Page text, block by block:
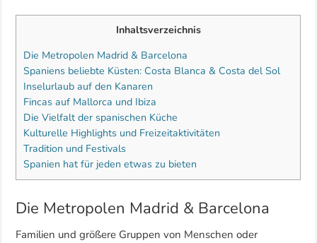
Inhaltsverzeichnis
Die Metropolen Madrid & Barcelona
Spaniens beliebte Küsten: Costa Blanca & Costa del Sol
Inselurlaub auf den Kanaren
Fincas auf Mallorca und Ibiza
Die Vielfalt der spanischen Küche
Kulturelle Highlights und Freizeitaktivitäten
Tradition und Festivals
Spanien hat für jeden etwas zu bieten
Die Metropolen Madrid & Barcelona
Familien und größere Gruppen von Menschen oder